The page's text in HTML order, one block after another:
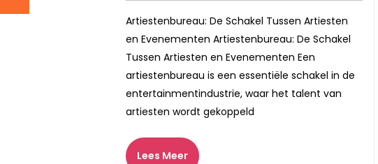
met
een
Artiestenbureau: De Schakel Tussen Artiesten
en Evenementen Artiestenbureau: De Schakel
Tussen Artiesten en Evenementen Een
artiestenbureau is een essentiële schakel in de
entertainmentindustrie, waar het talent van
artiesten wordt gekoppeld
Lees MeerLees